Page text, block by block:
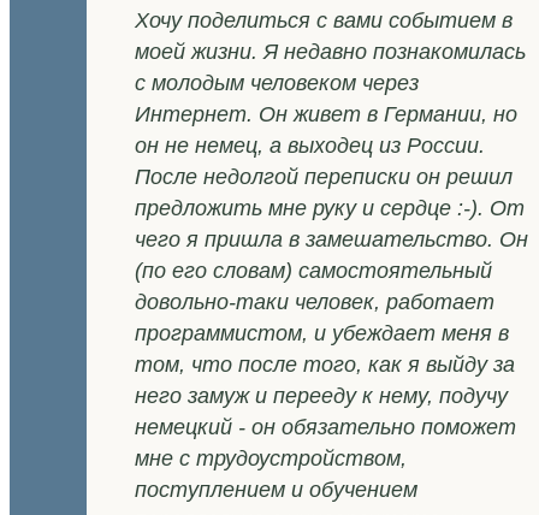
Хочу поделиться с вами событием в
моей жизни. Я недавно познакомилась
с молодым человеком через
Интернет. Он живет в Германии, но
он не немец, а выходец из России.
После недолгой переписки он решил
предложить мне руку и сердце :-). От
чего я пришла в замешательство. Он
(по его словам) самостоятельный
довольно-таки человек, работает
программистом, и убеждает меня в
том, что после того, как я выйду за
него замуж и перееду к нему, подучу
немецкий - он обязательно поможет
мне с трудоустройством,
поступлением и обучением